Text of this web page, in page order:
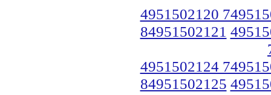
4951502120
84951502121
4951502124
84951502125